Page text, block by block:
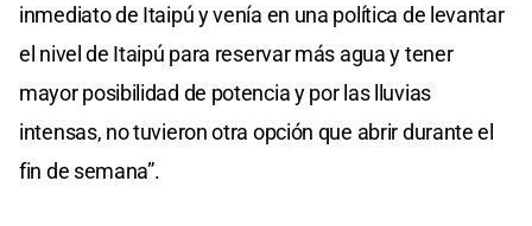
inmediato de Itaipú y venía en una política de levantar
el nivel de Itaipú para reservar más agua y tener
mayor posibilidad de potencia y por las lluvias
intensas, no tuvieron otra opción que abrir durante el
fin de semana”.